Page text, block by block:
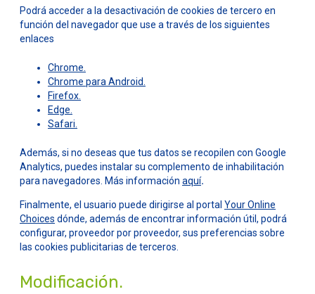
Podrá acceder a la desactivación de cookies de tercero en
función del navegador que use a través de los siguientes
enlaces
Chrome.
Chrome para Android.
Firefox.
Edge.
Safari.
Además, si no deseas que tus datos se recopilen con Google
Analytics, puedes instalar su complemento de inhabilitación
para navegadores. Más información aquí.
Finalmente, el usuario puede dirigirse al portal Your Online
Choices dónde, además de encontrar información útil, podrá
configurar, proveedor por proveedor, sus preferencias sobre
las cookies publicitarias de terceros.
Modificación.